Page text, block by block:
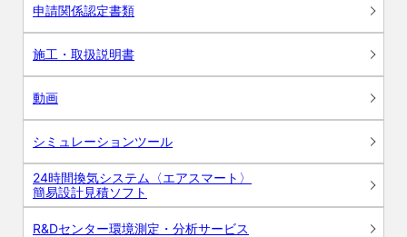
申請関係認定書類
施工・取扱説明書
動画
シミュレーションツール
24時間換気システム〈エアスマート〉
簡易設計見積ソフト
R&Dセンター環境測定・分析サービス